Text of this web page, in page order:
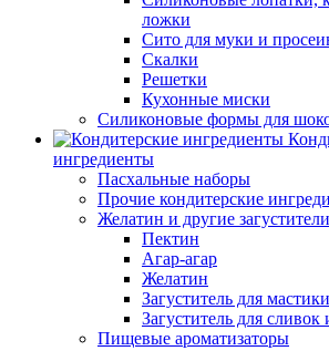
ложки
Сито для муки и
Скалки
Решетки
Кухонные миски
Силиконовые формы для
ингредиенты
Пасхальные наборы
Прочие кондитерские
Желатин и другие загустители
Пектин
Агар-агар
Желатин
Загуститель для мастики
Загуститель для
Пищевые ароматизаторы